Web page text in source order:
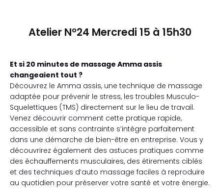
Atelier N°24 Mercredi 15 à 15h30
Et si 20 minutes de massage Amma assis
changeaient tout ?
Découvrez le Amma assis, une technique de massage
adaptée pour prévenir le stress, les troubles Musculo-
Squelettiques (TMS) directement sur le lieu de travail.
Venez découvrir comment cette pratique rapide,
accessible et sans contrainte s’intègre parfaitement
dans une démarche de bien-être en entreprise. Vous y
découvrirez également des astuces pratiques comme
des échauffements musculaires, des étirements ciblés
et des techniques d’auto massage faciles à reproduire
au quotidien pour préserver votre santé et votre énergie.